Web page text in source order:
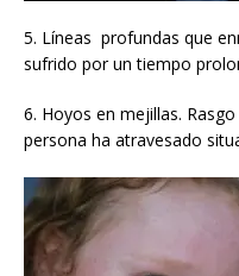
5. Líneas profundas que
sufrido por un tiempo
6. Hoyos en mejillas.
persona ha atravesado